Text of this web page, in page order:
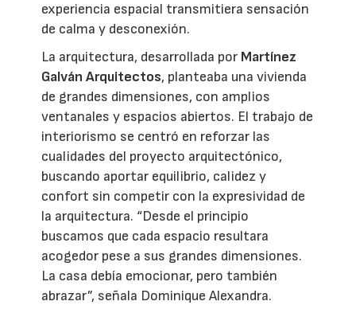
experiencia espacial transmitiera sensación
de calma y desconexión.
La arquitectura, desarrollada por Martínez
Galván Arquitectos, planteaba una vivienda
de grandes dimensiones, con amplios
ventanales y espacios abiertos. El trabajo de
interiorismo se centró en reforzar las
cualidades del proyecto arquitectónico,
buscando aportar equilibrio, calidez y
confort sin competir con la expresividad de
la arquitectura. “Desde el principio
buscamos que cada espacio resultara
acogedor pese a sus grandes dimensiones.
La casa debía emocionar, pero también
abrazar”, señala Dominique Alexandra.